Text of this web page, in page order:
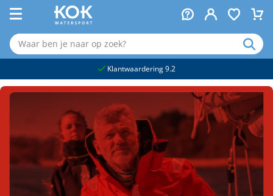
Klantwaardering 9.2